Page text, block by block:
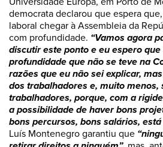
democrata declarou que espera
laboral chegar à Assembleia da
com profundidade. “Vamos agora
discutir este ponto e eu espero
profundidade que não se teve na
razões que eu não sei explicar,
dos trabalhadores e, muito menos,
trabalhadores, porque, com a
a possibilidade de haver bons
bons percursos, bons salários,
Luís Montenegro garantiu que